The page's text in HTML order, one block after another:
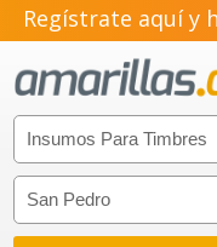
Regístrate aquí y